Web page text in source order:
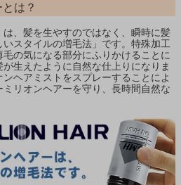
は？
は、髪を生やすのではなく、瞬時に髪
スタイルの増毛法」です。特殊加工
の気になる部分にふりかけることに
生えたように自然な仕上りになりま
ヘアミストをスプレーすることによ
リオンヘアーを守り、長時間自然な